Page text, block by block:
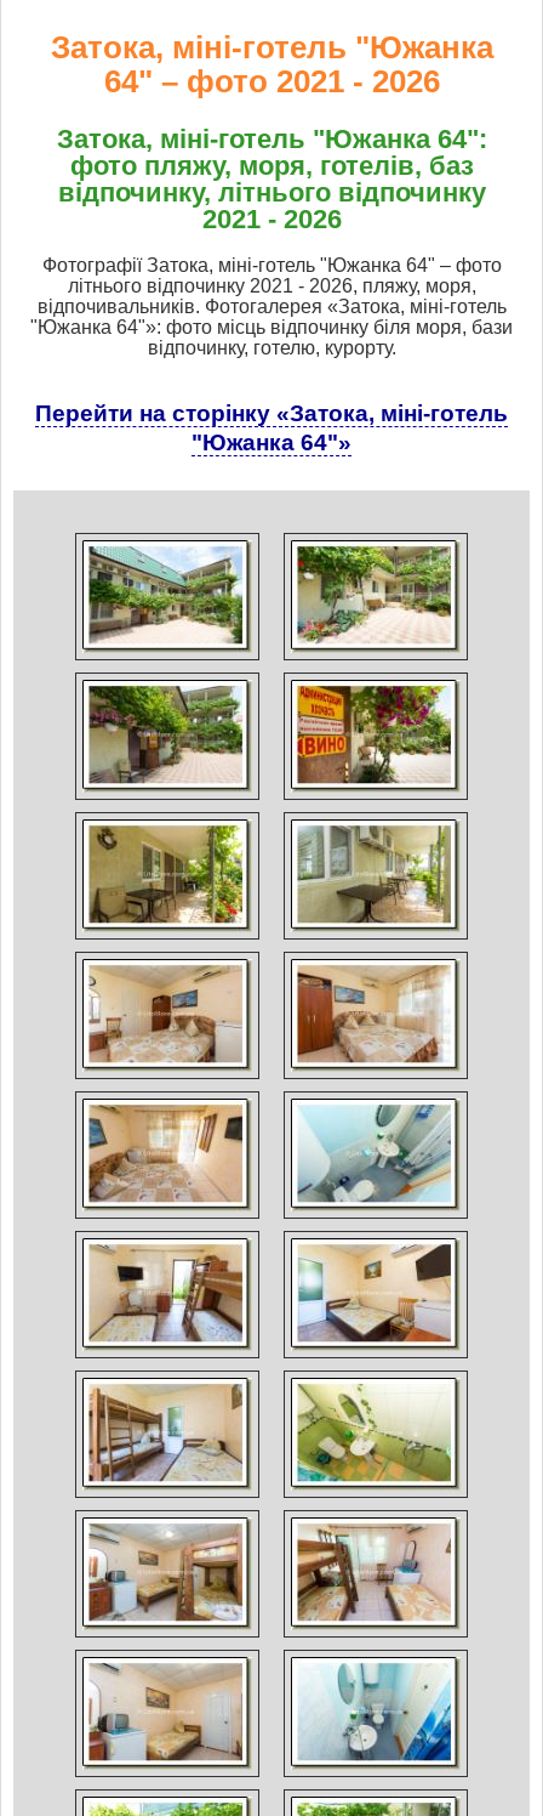
Затока, міні-готель "Южанка
64" – фото 2021 - 2026
Затока, міні-готель "Южанка 64":
фото пляжу, моря, готелів, баз
відпочинку, літнього відпочинку
2021 - 2026
Фотографії Затока, міні-готель "Южанка 64" – фото
літнього відпочинку 2021 - 2026, пляжу, моря,
відпочивальників. Фотогалерея «Затока, міні-готель
"Южанка 64"»: фото місць відпочинку біля моря, бази
відпочинку, готелю, курорту.
Перейти на сторінку «Затока, міні-готель
"Южанка 64"»